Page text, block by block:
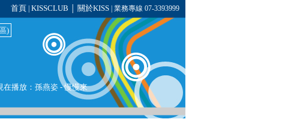
首頁 KISSCLUB 關於KISS| 業務專線 07-3393999
)
播放： 孫燕姿-慢慢來